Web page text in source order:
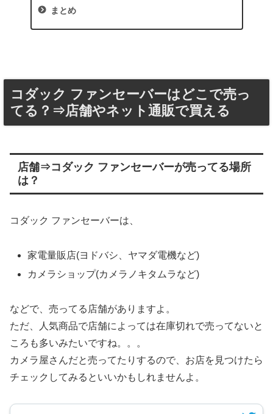
まとめ
コダック ファンセーバーはどこで売っ
てる？⇒店舗やネット通販で買える
店舗⇒コダック ファンセーバーが売ってる場所
は？
コダック ファンセーバーは、
家電量販店(ヨドバシ、ヤマダ電機など)
カメラショップ(カメラノキタムラなど)
などで、売ってる店舗がありますよ。
ただ、人気商品で店舗によっては在庫切れで売ってないと
ころも多いみたいですね。。。
カメラ屋さんだと売ってたりするので、お店を見つけたら
チェックしてみるといいかもしれませんよ。